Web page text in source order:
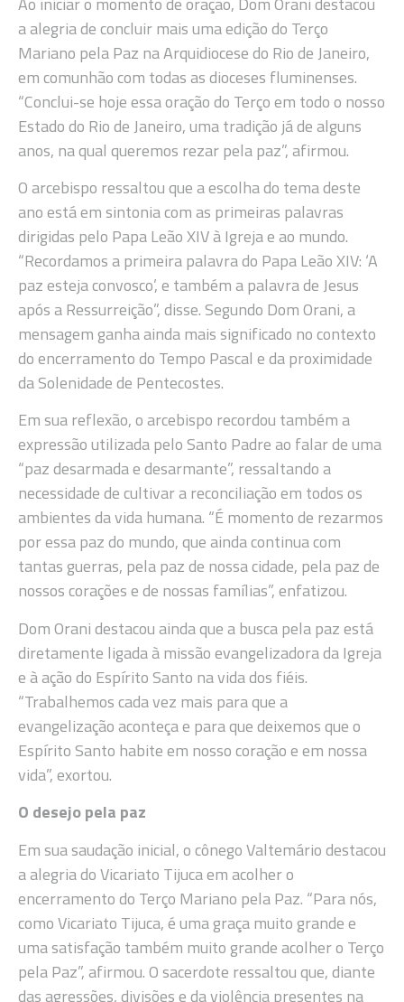
a alegria de concluir mais uma edição do Terço
Mariano pela Paz na Arquidiocese do Rio de Janeiro,
em comunhão com todas as dioceses fluminenses.
“Conclui-se hoje essa oração do Terço em todo o nosso
Estado do Rio de Janeiro, uma tradição já de alguns
anos, na qual queremos rezar pela paz”, afirmou.
O arcebispo ressaltou que a escolha do tema deste
ano está em sintonia com as primeiras palavras
dirigidas pelo Papa Leão XIV à Igreja e ao mundo.
“Recordamos a primeira palavra do Papa Leão XIV: ‘A
paz esteja convosco’, e também a palavra de Jesus
após a Ressurreição”, disse. Segundo Dom Orani, a
mensagem ganha ainda mais significado no contexto
do encerramento do Tempo Pascal e da proximidade
da Solenidade de Pentecostes.
Em sua reflexão, o arcebispo recordou também a
expressão utilizada pelo Santo Padre ao falar de uma
“paz desarmada e desarmante”, ressaltando a
necessidade de cultivar a reconciliação em todos os
ambientes da vida humana. “É momento de rezarmos
por essa paz do mundo, que ainda continua com
tantas guerras, pela paz de nossa cidade, pela paz de
nossos corações e de nossas famílias”, enfatizou.
Dom Orani destacou ainda que a busca pela paz está
diretamente ligada à missão evangelizadora da Igreja
e à ação do Espírito Santo na vida dos fiéis.
“Trabalhemos cada vez mais para que a
evangelização aconteça e para que deixemos que o
Espírito Santo habite em nosso coração e em nossa
vida”, exortou.
O desejo pela paz
Em sua saudação inicial, o cônego Valtemário destacou
a alegria do Vicariato Tijuca em acolher o
encerramento do Terço Mariano pela Paz. “Para nós,
como Vicariato Tijuca, é uma graça muito grande e
uma satisfação também muito grande acolher o Terço
pela Paz”, afirmou. O sacerdote ressaltou que, diante
das agressões, divisões e da violência presentes na